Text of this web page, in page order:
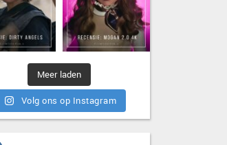
Meer laden
Volg ons op Instagram